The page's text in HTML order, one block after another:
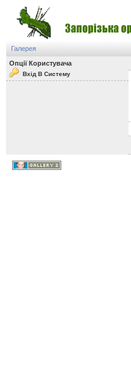
Галерея
Опції Користувача
Вхід В Систему